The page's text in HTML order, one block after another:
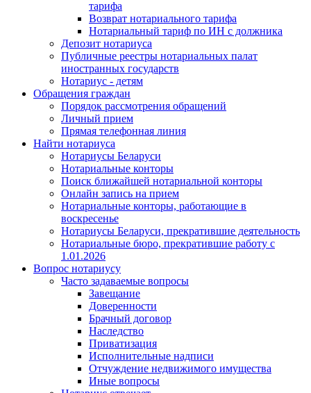
тарифа
Возврат нотариального тарифа
Нотариальный тариф по ИН с должника
Депозит нотариуса
Публичные реестры нотариальных палат
иностранных государств
Нотариус - детям
Обращения граждан
Порядок рассмотрения обращений
Личный прием
Прямая телефонная линия
Найти нотариуса
Нотариусы Беларуси
Нотариальные конторы
Поиск ближайшей нотариальной конторы
Онлайн запись на прием
Нотариальные конторы, работающие в
воскресенье
Нотариусы Беларуси, прекратившие деятельность
Нотариальные бюро, прекратившие работу с
1.01.2026
Вопрос нотариусу
Часто задаваемые вопросы
Завещание
Доверенности
Брачный договор
Наследство
Приватизация
Исполнительные надписи
Отчуждение недвижимого имущества
Иные вопросы